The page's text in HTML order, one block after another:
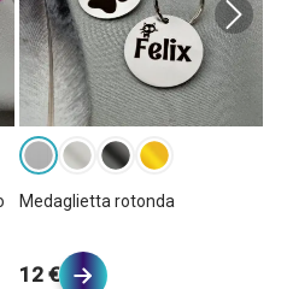
Medaglietta rotonda
12 €